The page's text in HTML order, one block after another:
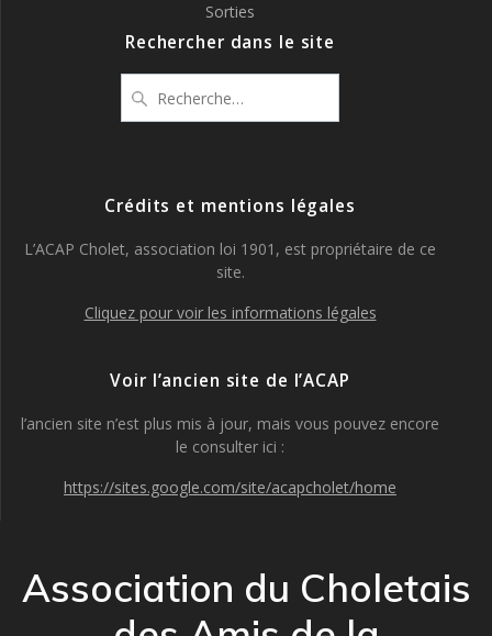
Sorties
Rechercher dans le site
pour
Crédits et mentions légales
L’ACAP Cholet, association loi 1901, est propriétaire de ce
site.
Cliquez pour voir les informations légales
Voir l’ancien site de l’ACAP
l’ancien site n’est plus mis à jour, mais vous pouvez encore
le consulter ici :
https://sites.google.com/site/acapcholet/home
Association du Choletais